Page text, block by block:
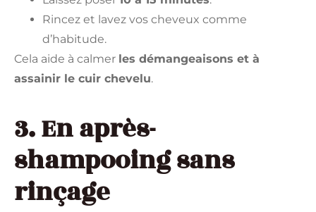
Rincez et lavez vos cheveux comme
d’habitude.
Cela aide à calmer les démangeaisons et à
assainir le cuir chevelu.
3. En après-
shampooing sans
rinçage